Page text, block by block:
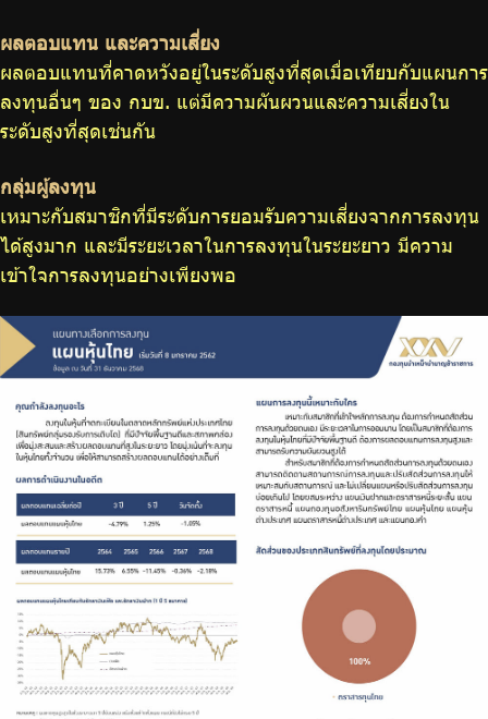
ผลตอบแทน และความเสี่ยง
ผลตอบแทนที่คาดหวังอยู่ในระดับสูงที่สุดเมื่อเทียบกับแผนการ
ลงทุนอื่นๆ ของ กบข. แต่มีความผันผวนและความเสี่ยงใน
ระดับสูงที่สุดเช่นกัน
กลุ่มผู้ลงทุน
เหมาะกับสมาชิกที่มีระดับการยอมรับความเสี่ยงจากการลงทุน
ได้สูงมาก และมีระยะเวลาในการลงทุนในระยะยาว มีความ
เข้าใจการลงทุนอย่างเพียงพอ